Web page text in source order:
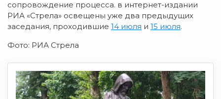
сопровождение процесса. в интернет-издании
РИА «Стрела» освещены уже два предыдущих
заседания, проходившие 14 июля и 15 июля.
Фото: РИА Стрела